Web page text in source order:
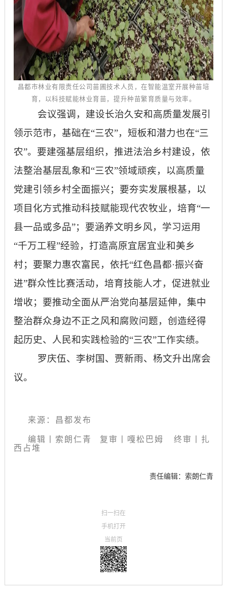
昌都市林业有限责任公司苗圃技术人员，在智能温室开展种苗培
育，以科技赋能林业育苗，提升种苗繁育质量与效率。
会议强调，建设长治久安和高质量发展引
领示范市，基础在“三农”，短板和潜力也在“三
农”。要建强基层组织，推进法治乡村建设，依
法整治基层乱象和“三农”领域顽疾，以高质量
党建引领乡村全面振兴；要夯实发展根基，以
项目化方式推动科技赋能现代农牧业，培育“一
县一品或多品”；要涵养文明乡风，学习运用
“千万工程”经验，打造高原宜居宜业和美乡
村；要聚力惠农富民，依托“红色昌都·振兴奋
进”群众性比赛活动，培育技能人才，促进就业
增收；要推动全面从严治党向基层延伸，集中
整治群众身边不正之风和腐败问题，创造经得
起历史、人民和实践检验的“三农”工作实绩。
罗庆伍、李树国、贾新雨、杨文升出席会
议。
来源：昌都发布
编辑丨索朗仁青 复审
嘎松巴姆 终审丨扎
西占堆
责任编辑：索朗仁青
扫一扫在
手机打开
当前页